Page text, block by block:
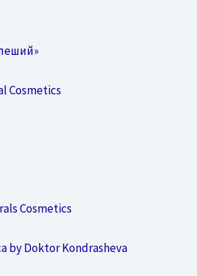
Cosmetics
Cosmetics
by Doktor Kondrasheva